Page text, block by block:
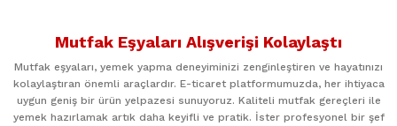
kullanarak tarafımıza iletebilirsiniz.
Ürün resmi kalitesiz, bozuk veya görüntülenemiyor.
Mutfak Eşyaları Alışverişi Kolaylaştı
Mutfak eşyaları, yemek yapma deneyiminizi zenginleştiren ve hayatınızı
kolaylaştıran önemli araçlardır. E-ticaret platformumuzda, her ihtiyaca
uygun geniş bir ürün yelpazesi sunuyoruz. Kaliteli mutfak gereçleri ile
yemek hazırlamak artık daha keyifli ve pratik. İster profesyonel bir şef